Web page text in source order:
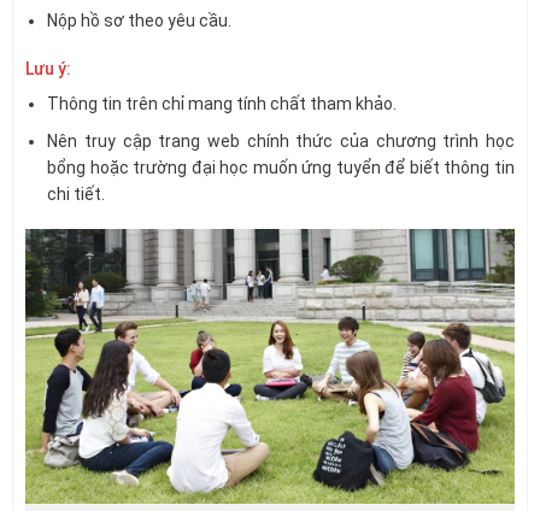
Nộp hồ sơ theo yêu cầu.
Lưu ý:
Thông tin trên chỉ mang tính chất tham khảo.
Nên truy cập trang web chính thức của chương trình học
bổng hoặc trường đại học muốn ứng tuyển để biết thông tin
chi tiết.